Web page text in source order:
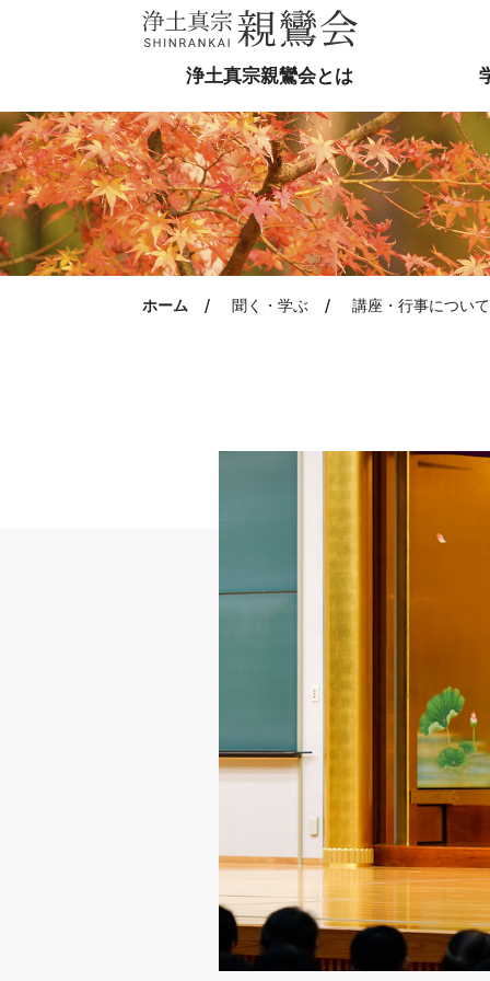
浄土真宗親鸞会とは
ホーム 聞く・学ぶ 講座・行事について